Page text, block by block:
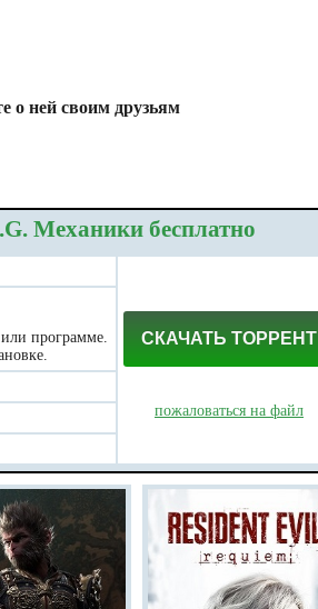
о ней своим друзьям
Механики бесплатно
СКАЧАТЬ ТОРРЕНТ
пожаловаться на файл
программе.